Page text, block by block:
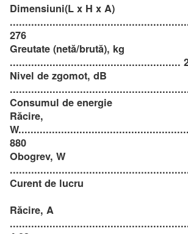
Dimensiuni(L x H x A)
276
Greutate (netă/brută), kg
........................................................
Nivel de zgomot, dB
Consumul de energie
Răcire,
880
Obogrev, W
Curent de lucru
Răcire, A